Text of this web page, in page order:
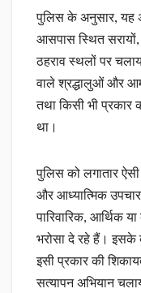
पुलिस के अनुसार, यह
आसपास स्थित
ठहराव स्थलों पर
वाले श्रद्धालुओं और आम
तथा किसी भी प्रकार
था।
पुलिस को लगातार
और आध्यात्मिक
पारिवारिक, आर्थिक
भरोसा दे रहे हैं। इसके
इसी प्रकार की
सत्यापन अभियान